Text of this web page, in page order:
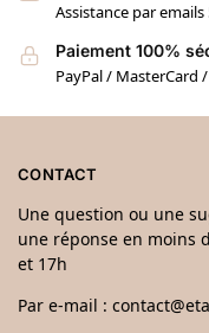
Assistance par
Paiement 100%
PayPal / MasterCard
CONTACT
Une question ou une
une réponse en moins
et 17h
Par e-mail :